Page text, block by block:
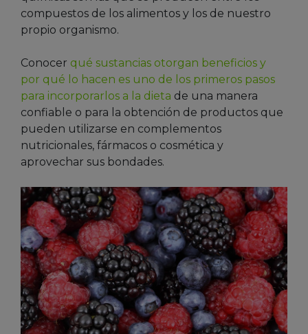
compuestos de los alimentos y los de nuestro
propio organismo.
Conocer qué sustancias otorgan beneficios y
por qué lo hacen es uno de los primeros pasos
para incorporarlos a la dieta de una manera
confiable o para la obtención de productos que
pueden utilizarse en complementos
nutricionales, fármacos o cosmética y
aprovechar sus bondades.